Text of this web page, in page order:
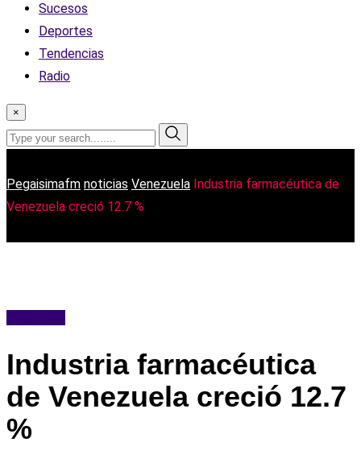
Sucesos
Deportes
Tendencias
Radio
×
Pegaisimafm noticias Venezuela Industria farmacéutica de
Venezuela creció 12.7 %
Industria farmacéutica
de Venezuela creció 12.7
%